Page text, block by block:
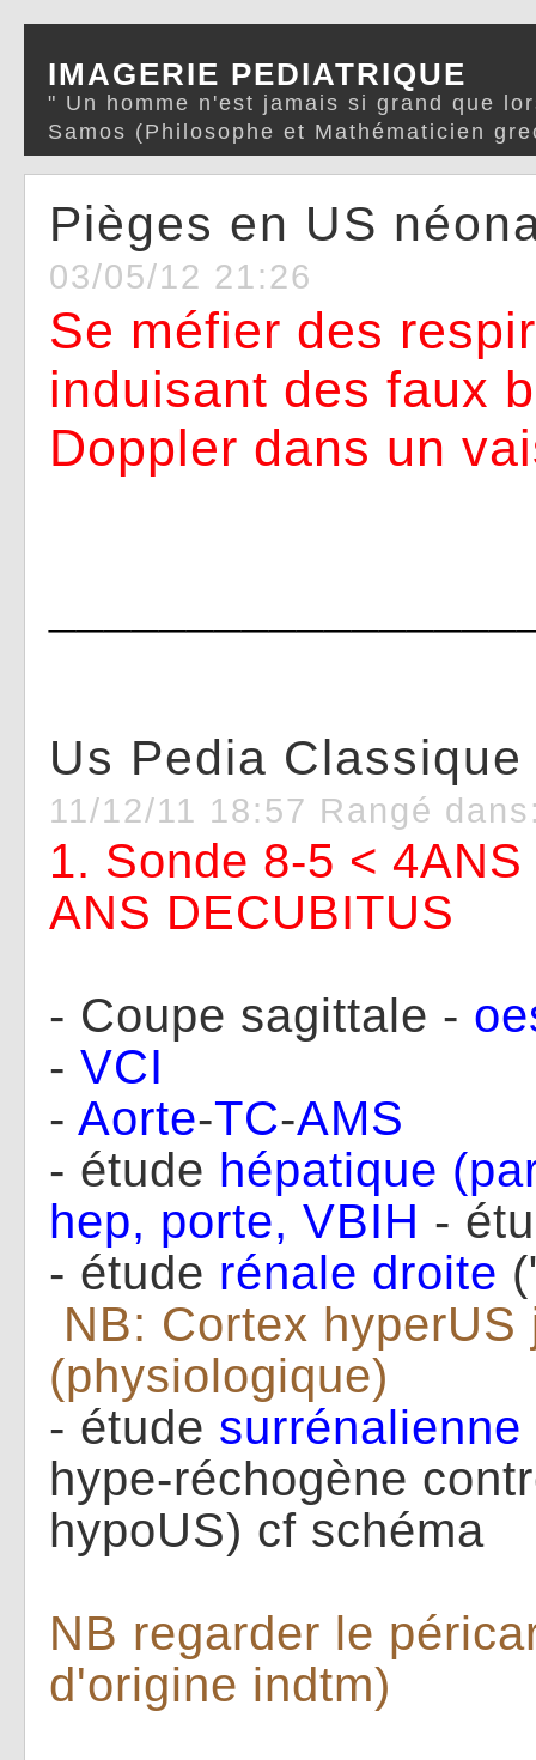
IMAGERIE PEDIATRIQUE
" Un homme n'est jamais si grand que
Samos (Philosophe et Mathématicien
Pièges en US
03/05/12 21:26
Se méfier des
induisant des faux
Doppler dans un
Us Pedia Classique
11/12/11 18:57 Rangé
1. Sonde 8-5 <
ANS DECUBITUS
- Coupe sagittale -
- VCI
- Aorte-TC-AMS
- étude hépatique
hep, porte, VBIH -
- étude rénale droite
NB: Cortex
(physiologique)
- étude surrénalienne
hype-réchogène
hypoUS) cf schéma
NB regarder le
d'origine indtm)